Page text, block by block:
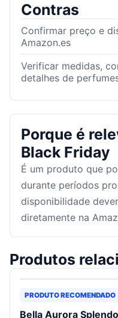
Contras
Confirmar preço e
Amazon.es
Verificar medidas,
detalhes de
Porque é
Black Friday
É um produto que
durante períodos
disponibilidade
diretamente na
Produtos
PRODUTO RECOMENDADO
Bella Aurora